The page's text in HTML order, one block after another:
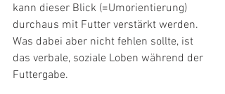
kann dieser Blick (=Umorientierung)
durchaus mit Futter verstärkt werden.
Was dabei aber nicht fehlen sollte, ist
das verbale, soziale Loben während der
Futtergabe.